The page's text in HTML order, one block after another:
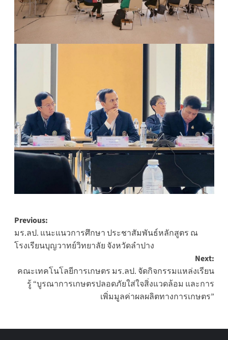
Post
navigation
Previous:
มร.ลป. แนะแนวการศึกษา ประชาสัมพันธ์หลักสูตร ณ
โรงเรียนบุญวาทย์วิทยาลัย จังหวัดลำปาง
Next:
คณะเทคโนโลยีการเกษตร มร.ลป. จัดกิจกรรมแหล่งเรียน
รู้ “บูรณาการเกษตรปลอดภัยใส่ใจสิ่งแวดล้อม และการ
เพิ่มมูลค่าผลผลิตทางการเกษตร”